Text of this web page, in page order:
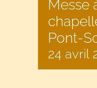
Messe
Pont-
24 avril